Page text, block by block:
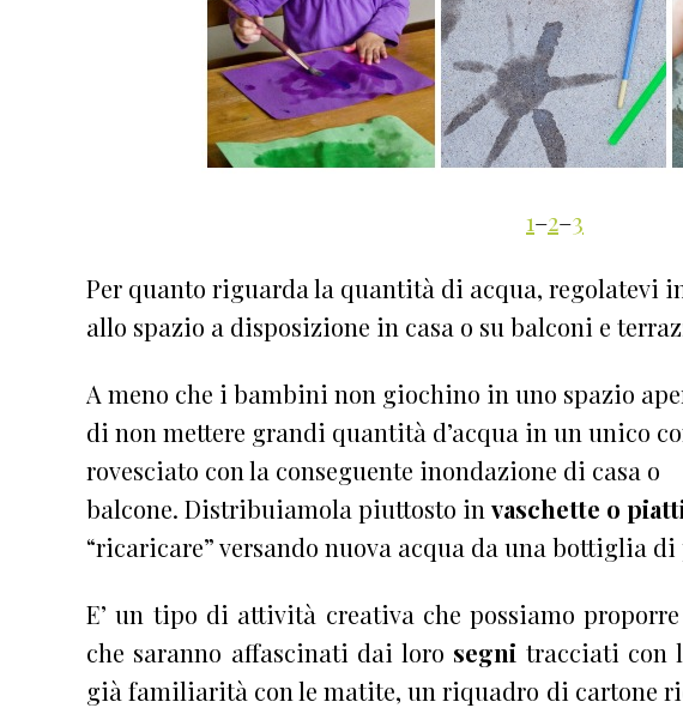
1–2–3
Per quanto riguarda la quantità di acqua, regolatevi
allo spazio a disposizione in casa o su balconi e
A meno che i bambini non giochino in uno spazio
di non mettere grandi quantità d’acqua in un unico
rovesciato con la conseguente inondazione di casa o
balcone. Distribuiamola piuttosto in vaschette o
“ricaricare” versando nuova acqua da una bottiglia
E’ un tipo di attività creativa che possiamo
che saranno affascinati dai loro segni tracciati con
già familiarità con le matite, un riquadro di cartone